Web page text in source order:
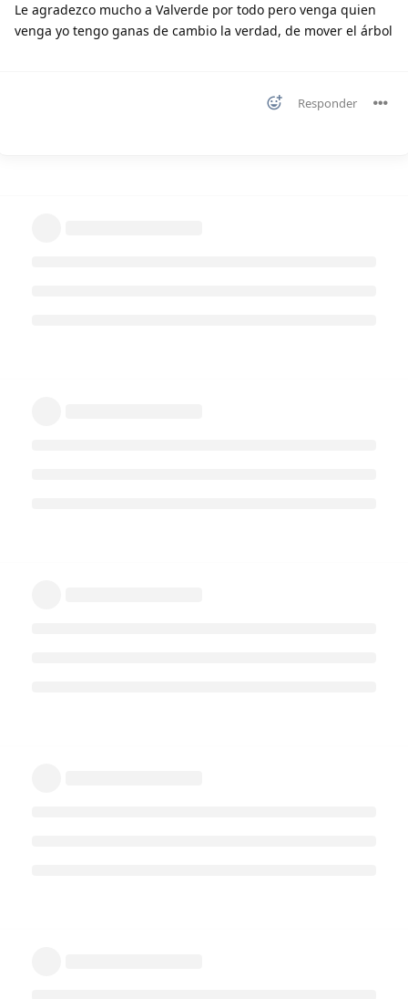
Le agradezco mucho a Valverde por todo pero venga quien
venga yo tengo ganas de cambio la verdad, de mover el árbol
Responder